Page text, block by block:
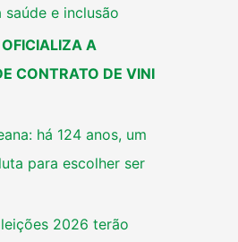
e inclusão
A
CONTRATO DE VINI
há 124 anos, um
para escolher ser
2026 terão